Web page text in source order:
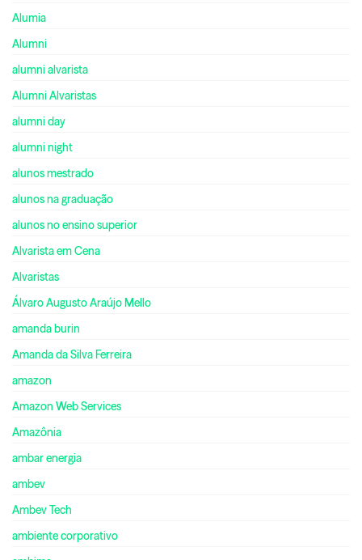
Alumia
Alumni
alumni alvarista
Alumni Alvaristas
alumni day
alumni night
alunos mestrado
alunos na graduação
alunos no ensino superior
Alvarista em Cena
Alvaristas
Álvaro Augusto Araújo Mello
amanda burin
Amanda da Silva Ferreira
amazon
Amazon Web Services
Amazônia
ambar energia
ambev
Ambev Tech
ambiente corporativo